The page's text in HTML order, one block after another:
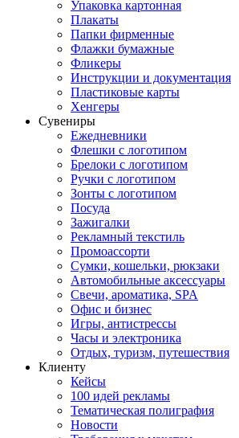
Упаковка картонная
Плакаты
Папки фирменные
Флажки бумажные
Фликеры
Инструкции и документация
Пластиковые карты
Хенгеры
Сувениры
Ежедневники
Флешки с логотипом
Брелоки с логотипом
Ручки с логотипом
Зонты с логотипом
Посуда
Зажигалки
Рекламный текстиль
Промоассорти
Сумки, кошельки, рюкзаки
Автомобильные аксессуары
Свечи, ароматика, SPA
Офис и бизнес
Игры, антистрессы
Часы и электроника
Отдых, туризм, путешествия
Клиенту
Кейсы
100 идей рекламы
Тематическая полиграфия
Новости